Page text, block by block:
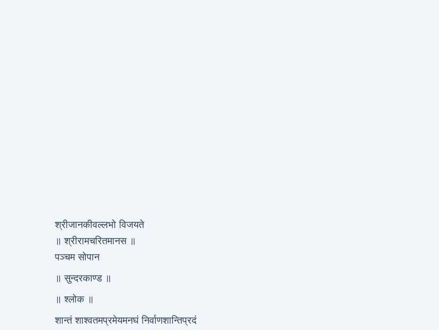
श्रीजानकीवल्लभो विजयते
॥ श्रीरामचरितमानस ॥
पञ्चम सोपान
॥ सुन्दरकाण्ड ॥
॥ श्लोक ॥
शान्तं शाश्वतमप्रमेयमनघं निर्वाणशान्तिप्रदं